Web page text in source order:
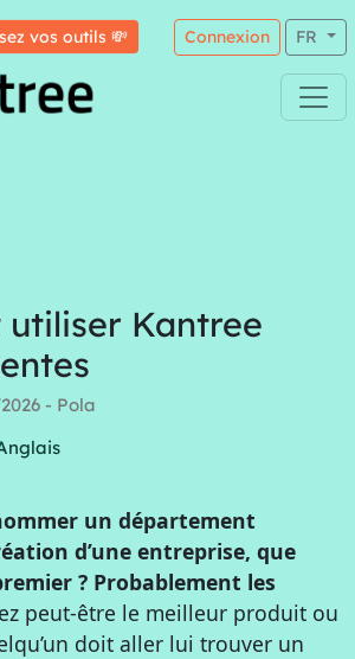
vos outils 💸 Connexion FR
utiliser Kantree
- Pola
un département
d’une entreprise, que
? Probablement les
peut-être le meilleur produit ou
doit aller lui trouver un